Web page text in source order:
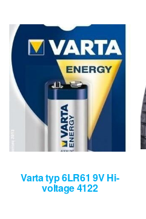
Varta typ 6LR61 9V Hi-
voltage 4122